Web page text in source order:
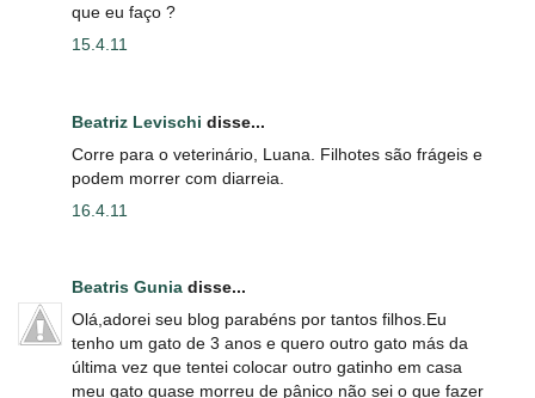
que eu faço ?
15.4.11
Beatriz Levischi disse...
Corre para o veterinário, Luana. Filhotes são frágeis e
podem morrer com diarreia.
16.4.11
Beatris Gunia disse...
Olá,adorei seu blog parabéns por tantos filhos.Eu
tenho um gato de 3 anos e quero outro gato más da
última vez que tentei colocar outro gatinho em casa
meu gato quase morreu de pânico não sei o que fazer